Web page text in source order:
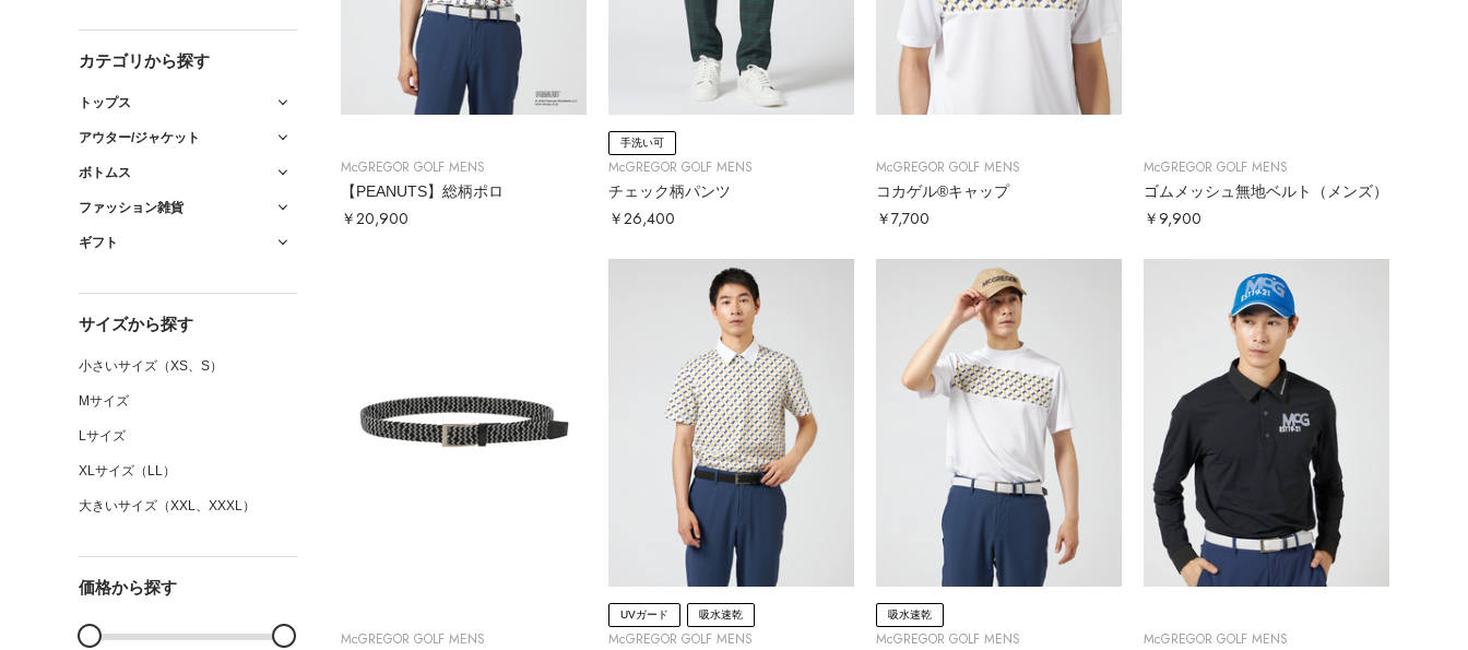
カテゴリから探す
トップス
アウター/ジャケット
ボトムス
ファッション雑貨
ギフト
サイズから探す
小さいサイズ（XS、S）
Mサイズ
Lサイズ
XLサイズ（LL）
大きいサイズ（XXL、XXXL）
価格から探す
McGREGOR GOLF MENS
【PEANUTS】総柄ポロ
￥20,900
手洗い可
McGREGOR GOLF MENS
チェック柄パンツ
￥26,400
McGREGOR GOLF MENS
コカゲル®キャップ
￥7,700
McGREGOR GOLF MENS
ゴムメッシュ無地ベルト（メンズ）
￥9,900
McGREGOR GOLF MENS
UVガード 吸水速乾
McGREGOR GOLF MENS
吸水速乾
McGREGOR GOLF MENS McGREGOR GOLF MENS